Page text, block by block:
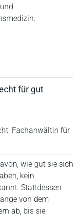
für gut
Fachanwältin für
wie gut sie sich
kein
Stattdessen
von dem
ab, bis sie